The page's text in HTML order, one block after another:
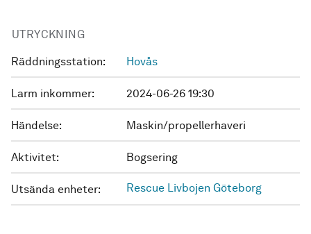
UTRYCKNING
Räddningsstation: Hovås
Larm inkommer: 2024-06-26 19:30
Händelse: Maskin/propellerhaveri
Aktivitet: Bogsering
Utsända enheter: Rescue Livbojen Göteborg